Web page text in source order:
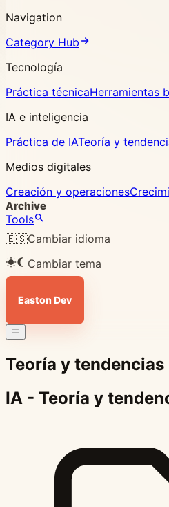
Navigation
Category Hub
Tecnología
Práctica técnicaHerramientas
IA e inteligencia
Práctica de IATeoría y
Medios digitales
Creación y operaciones
Archive
Tools
🇪🇸Cambiar idioma
Cambiar tema
Easton Dev
Teoría y tendencias
IA - Teoría y